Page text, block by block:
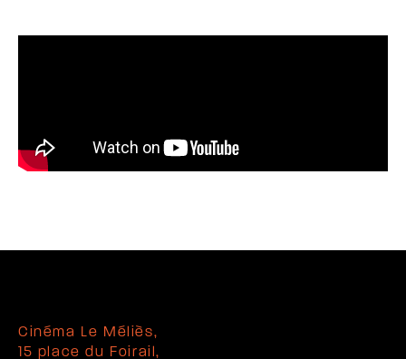
Cinéma Le Méliès,
15 place du Foirail,